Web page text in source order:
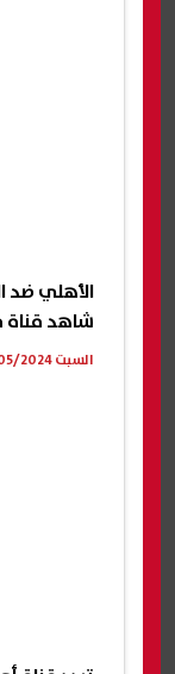
الأهلي ضد
شاهد قناة
السبت 25/05/2024 09:58 ص